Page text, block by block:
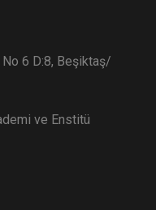
No 6 D:8, Beşiktaş/
ve Enstitü